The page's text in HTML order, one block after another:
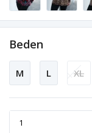
Beden
M L XL